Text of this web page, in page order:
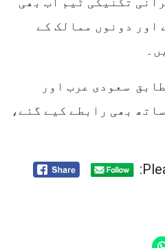
اور دونوں ممالک کے
سعودی عرب اور
بھی رابطے کیے گئے،